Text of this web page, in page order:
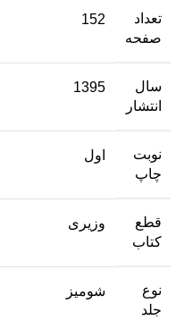
تعداد
صفحه
152
سال
انتشار
1395
نوبت
چاپ
اول
قطع
کتاب
وزیری
نوع
جلد
شومیز